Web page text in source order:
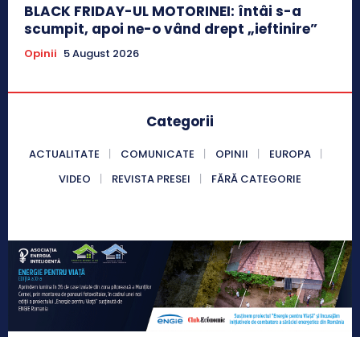
BLACK FRIDAY-UL MOTORINEI: întâi s-a
scumpit, apoi ne-o vând drept „ieftinire”
Opinii 5 August 2026
Categorii
ACTUALITATE COMUNICATE OPINII
EUROPA
VIDEO
REVISTA PRESEI FĂRĂ CATEGORIE